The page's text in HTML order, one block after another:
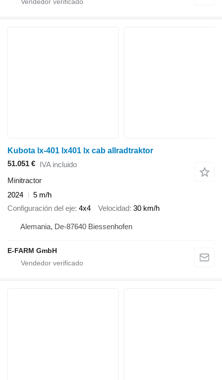
Kubota lx-401 lx401 lx cab allradtraktor
51.051 € IVA incluido
Minitractor
2024
5 m/h
Configuración del eje 4x4 Velocidad 30 km/h
Alemania, De-87640 Biessenhofen
E-FARM GmbH